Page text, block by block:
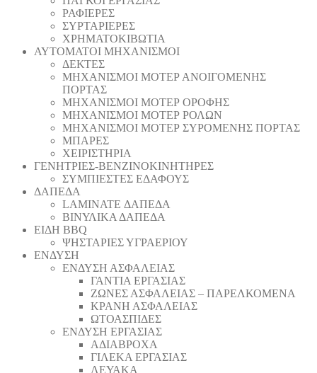
ΡΑΦΙΕΡΕΣ
ΣΥΡΤΑΡΙΕΡΕΣ
ΧΡΗΜΑΤΟΚΙΒΩΤΙΑ
ΑΥΤΟΜΑΤΟΙ ΜΗΧΑΝΙΣΜΟΙ
ΔΕΚΤΕΣ
ΜΗΧΑΝΙΣΜΟΙ ΜΟΤΕΡ ΑΝΟΙΓΟΜΕΝΗΣ
ΠΟΡΤΑΣ
ΜΗΧΑΝΙΣΜΟΙ ΜΟΤΕΡ ΟΡΟΦΗΣ
ΜΗΧΑΝΙΣΜΟΙ ΜΟΤΕΡ ΡΟΛΩΝ
ΜΗΧΑΝΙΣΜΟΙ ΜΟΤΕΡ ΣΥΡΟΜΕΝΗΣ ΠΟΡΤΑΣ
ΜΠΑΡΕΣ
ΧΕΙΡΙΣΤΗΡΙΑ
ΓΕΝΗΤΡΙΕΣ-ΒΕΝΖΙΝΟΚΙΝΗΤΗΡΕΣ
ΣΥΜΠΙΕΣΤΕΣ ΕΔΑΦΟΥΣ
ΔΑΠΕΔΑ
LAMINATE ΔΑΠΕΔΑ
ΒΙΝΥΛΙΚΑ ΔΑΠΕΔΑ
ΕΙΔΗ BBQ
ΨΗΣΤΑΡΙΕΣ ΥΓΡΑΕΡΙΟΥ
ΕΝΔΥΣΗ
ΕΝΔΥΣΗ ΑΣΦΑΛΕΙΑΣ
ΓΑΝΤΙΑ ΕΡΓΑΣΙΑΣ
ΖΩΝΕΣ ΑΣΦΑΛΕΙΑΣ – ΠΑΡΕΛΚΟΜΕΝΑ
ΚΡΑΝΗ ΑΣΦΑΛΕΙΑΣ
ΩΤΟΑΣΠΙΔΕΣ
ΕΝΔΥΣΗ ΕΡΓΑΣΙΑΣ
ΑΔΙΑΒΡΟΧΑ
ΓΙΛΕΚΑ ΕΡΓΑΣΙΑΣ
ΛΕΥΑΚΑ